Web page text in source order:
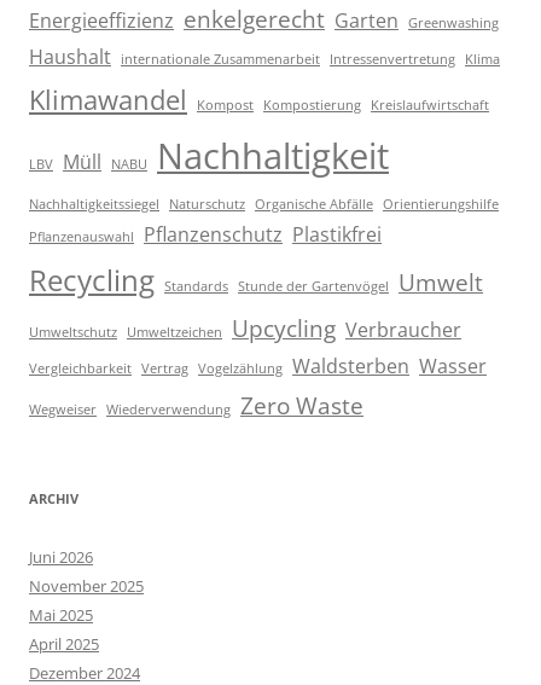
Energieeffizienz enkelgerecht Garten Greenwashing
Haushalt internationale Zusammenarbeit Intressenvertretung Klima
Klimawandel Kompost Kompostierung Kreislaufwirtschaft
LBV Müll NABU Nachhaltigkeit
Nachhaltigkeitssiegel Naturschutz Organische Abfälle Orientierungshilfe
Pflanzenauswahl
Pflanzenschutz Plastikfrei
Recycling Standards Stunde der Gartenvögel Umwelt
Umweltschutz Umweltzeichen Upcycling Verbraucher
Vergleichbarkeit Vertrag Vogelzählung Waldsterben Wasser
Wegweiser Wiederverwendung Zero Waste
ARCHIV
Juni 2026
November 2025
Mai 2025
April 2025
Dezember 2024